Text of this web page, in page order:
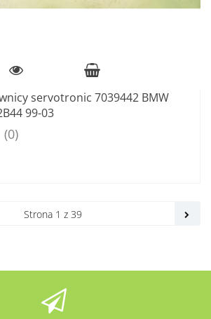
servotronic 7039442 BMW
99-03
(0)